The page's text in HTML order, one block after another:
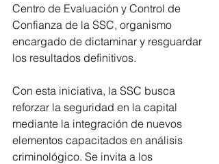
Centro de Evaluación y Control de
Confianza de la SSC, organismo
encargado de dictaminar y resguardar
los resultados definitivos.
Con esta iniciativa, la SSC busca
reforzar la seguridad en la capital
mediante la integración de nuevos
elementos capacitados en análisis
criminológico. Se invita a los